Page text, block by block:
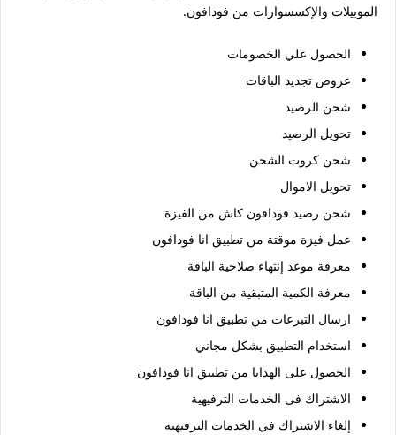
الموبيلات والإكسسوارات من فودافون.
الحصول علي الخصومات
عروض تجديد الباقات
شحن الرصيد
تحويل الرصيد
شحن كروت الشحن
تحويل الاموال
شحن رصيد فودافون كاش من الفيزة
عمل فيزة موقتة من تطبيق انا فودافون
معرفة موعد إنتهاء صلاحية الباقة
معرفة الكمية المتبقية من الباقة
ارسال التبرعات من تطبيق انا فودافون
استخدام التطبيق بشكل مجاني
الحصول على الهدايا من تطبيق انا فودافون
الاشتراك فى الخدمات الترفيهية
إلغاء الاشتراك في الخدمات الترفيهية